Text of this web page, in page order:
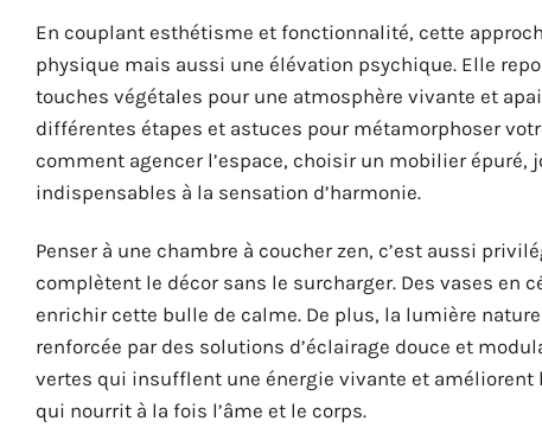
En couplant esthétisme et fonctionnalité, cette
physique mais aussi une élévation psychique. Elle
touches végétales pour une atmosphère vivante et
différentes étapes et astuces pour métamorphoser
comment agencer l’espace, choisir un mobilier
indispensables à la sensation d’harmonie.
Penser à une chambre à coucher zen, c’est aussi
complètent le décor sans le surcharger. Des vases en
enrichir cette bulle de calme. De plus, la lumière
renforcée par des solutions d’éclairage douce et
vertes qui insufflent une énergie vivante et améliorent
qui nourrit à la fois l’âme et le corps.